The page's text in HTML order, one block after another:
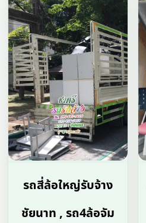
รถสี่ล้อใหญ่รับจ้าง
ชัยนาท , รถ4ล้อจัม